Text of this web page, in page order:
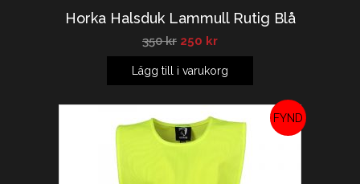
Horka Halsduk Lammull Rutig Blå
350kr 250 kr
Lägg till i varukorg